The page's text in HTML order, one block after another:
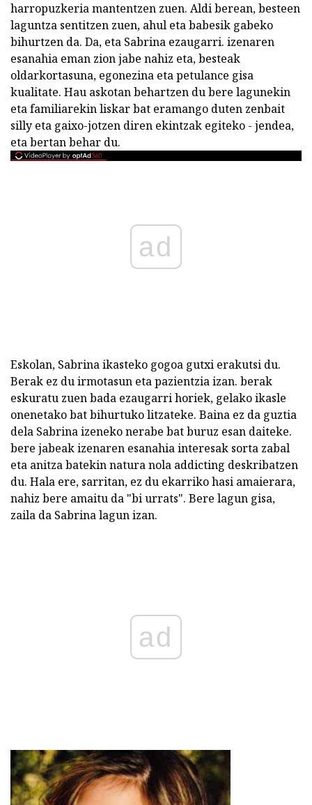
harropuzkeria mantentzen zuen. Aldi berean, besteen
laguntza sentitzen zuen, ahul eta babesik gabeko
bihurtzen da. Da, eta Sabrina ezaugarri. izenaren
esanahia eman zion jabe nahiz eta, besteak
oldarkortasuna, egonezina eta petulance gisa
kualitate. Hau askotan behartzen du bere lagunekin
eta familiarekin liskar bat eramango duten zenbait
silly eta gaixo-jotzen diren ekintzak egiteko - jendea,
eta bertan behar du.
ad
Eskolan, Sabrina ikasteko gogoa gutxi erakutsi du.
Berak ez du irmotasun eta pazientzia izan. berak
eskuratu zuen bada ezaugarri horiek, gelako ikasle
onenetako bat bihurtuko litzateke. Baina ez da guztia
dela Sabrina izeneko nerabe bat buruz esan daiteke.
bere jabeak izenaren esanahia interesak sorta zabal
eta anitza batekin natura nola addicting deskribatzen
du. Hala ere, sarritan, ez du ekarriko hasi amaierara,
nahiz bere amaitu da "bi urrats". Bere lagun gisa,
zaila da Sabrina lagun izan.
ad